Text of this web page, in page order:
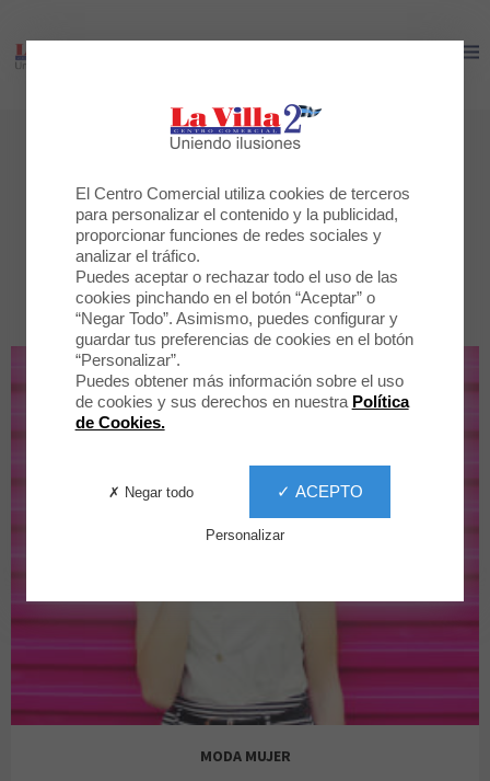
LA VILLA 2
Tiendas
Todas las tiendas
POR CATEGORÍA
MODA MUJER
El Centro Comercial utiliza cookies de terceros
para personalizar el contenido y la publicidad,
proporcionar funciones de redes sociales y
analizar el tráfico.
Puedes aceptar o rechazar todo el uso de las
cookies pinchando en el botón “Aceptar” o
“Negar Todo”. Asimismo, puedes configurar y
guardar tus preferencias de cookies en el botón
“Personalizar”.
Puedes obtener más información sobre el uso
de cookies y sus derechos en nuestra Política
de Cookies.
✓ ACEPTO
✗ Negar todo
Personalizar